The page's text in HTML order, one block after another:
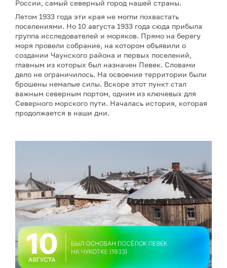
России, самый северный город нашей страны.
Летом 1933 года эти края не могли похвастать
поселениями. Но 10 августа 1933 года сюда прибыла
группа исследователей и моряков. Прямо на берегу
моря провели собрание, на котором объявили о
создании Чаунского района и первых поселений,
главным из которых был назначен Певек. Словами
дело не ограничилось. На освоение территории были
брошены немалые силы. Вскоре этот пункт стал
важным северным портом, одним из ключевых для
Северного морского пути. Началась история, которая
продолжается в наши дни.